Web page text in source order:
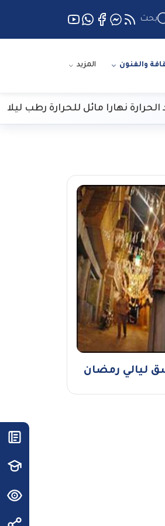
بحث
والفنون المزيد
نهارا مائل للحرارة رطب ليلا
ليالي رمضان